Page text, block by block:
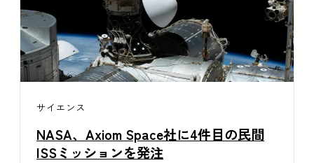
サイエンス
NASA、Axiom Space社に4件目の民間
ISSミッションを発注